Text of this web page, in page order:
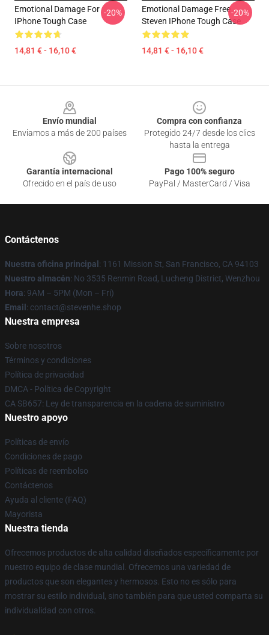
Emotional Damage For
IPhone Tough Case
14,81 € - 16,10 €
-20%
Emotional Damage Free
Steven IPhone Tough Case
14,81 € - 16,10 €
-20%
Envío mundial
Enviamos a más de 200 países
Compra con confianza
Protegido 24/7 desde los clics
hasta la entrega
Garantía internacional
Ofrecido en el país de uso
Pago 100% seguro
PayPal / MasterCard / Visa
Contáctenos
Nuestra oficina principal : 1161 Mission St, San Francisco, CA 94103
Nuestro almacén: No 3535 Renmin Road, Lucheng District, Wenzhou
Hora: 9AM – 5PM (Mon – Fri)
Email : contact@stevenhe.shop
Nuestra empresa
Sobre nosotros
Términos y condiciones
Política de privacidad
DMCA - Política de Copyright
CA SB657: Ley de transparencia en la cadena de suministro
Nuestro apoyo
Políticas de envío
Condiciones de pago
Políticas de reembolso
Contáctenos
Ayuda al cliente (FAQ)
Mayorista
Nuestra tienda
Ofrecemos productos de alta calidad diseñados específicamente por
nuestro equipo de clase mundial. Ofrecemos una variedad de
productos que son elegantes y hermosos. Esto no es sólo para
mostrar su estilo individual, sino también para que usted comparta su
individualidad con otros.